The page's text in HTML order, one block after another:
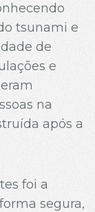
tsunami e
de
e
na
após a
foi a
segura,